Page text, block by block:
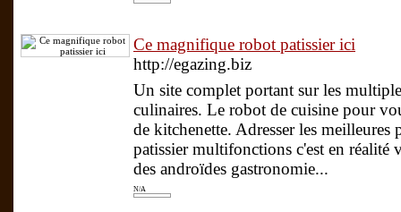
Ce magnifique robot patissier ici
http://egazing.biz
Un site complet portant sur les
culinaires. Le robot de cuisine pour
de kitchenette. Adresser les
patissier multifonctions c'est en réalité
des androïdes gastronomie...
N/A